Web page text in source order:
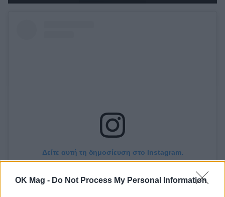
OK Mag - Do Not Process My Personal Information
Δείτε αυτή τη δημοσίευση στο Instagram.